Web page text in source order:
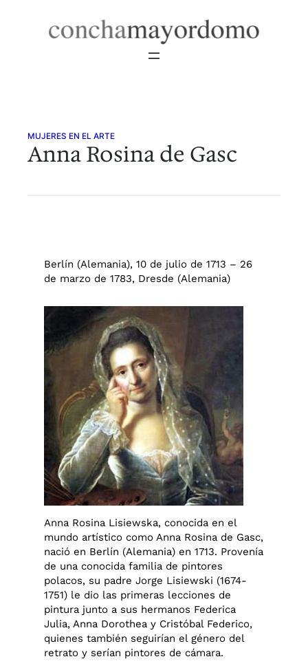
MUJERES EN EL ARTE
Anna Rosina de Gasc
Berlín (Alemania), 10 de julio de 1713 – 26
de marzo de 1783, Dresde (Alemania)
Anna Rosina Lisiewska, conocida en el
mundo artístico como Anna Rosina de Gasc,
nació en Berlín (Alemania) en 1713. Provenía
de una conocida familia de pintores
polacos, su padre Jorge Lisiewski (1674-
1751) le dio las primeras lecciones de
pintura junto a sus hermanos Federica
Julia, Anna Dorothea y Cristóbal Federico,
quienes también seguirían el género del
retrato y serían pintores de cámara.